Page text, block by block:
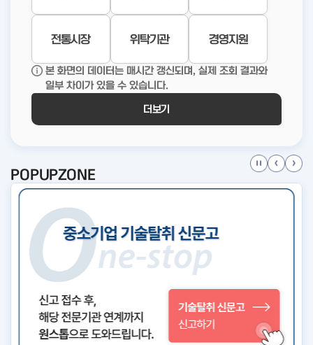
전통시장 위탁기관 경영지원
본 화면의 데이터는 매시간 갱신되며, 실제 조회 결과와
일부 차이가 있을 수 있습니다.
더보기
POPUPZONE